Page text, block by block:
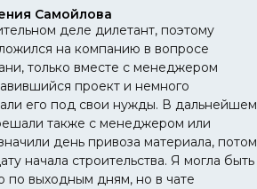
Самойлова
деле дилетант, поэтому
на компанию в вопросе
только вместе с менеджером
проект и немного
его под свои нужды. В дальнейшем
также с менеджером или
день привоза материала, потом
начала строительства. Я могла быть
по выходным дням, но в чате